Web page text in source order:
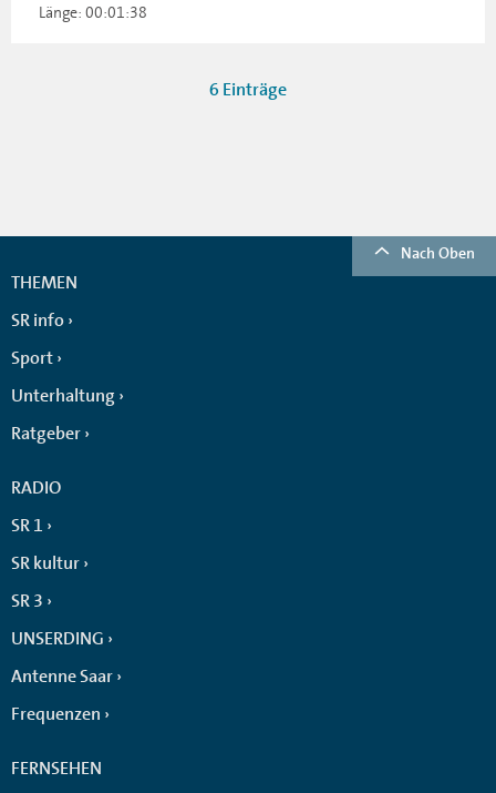
Länge: 00:01:38
6 Einträge
Nach Oben
THEMEN
SR info
Sport
Unterhaltung
Ratgeber
RADIO
SR 1
SR kultur
SR 3
UNSERDING
Antenne Saar
Frequenzen
FERNSEHEN